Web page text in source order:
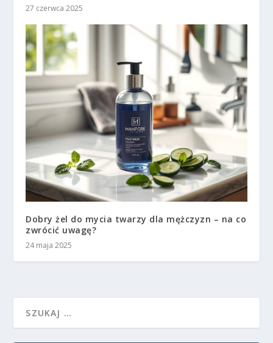
27 czerwca 2025
Dobry żel do mycia twarzy dla mężczyzn – na co
zwrócić uwagę?
24 maja 2025